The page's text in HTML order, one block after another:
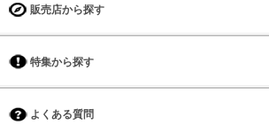
販売店から探す
特集から探す
よくある質問